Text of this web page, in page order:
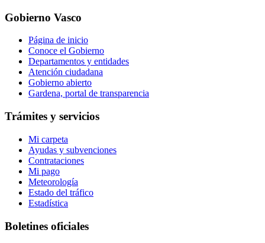
Gobierno Vasco
Página de inicio
Conoce el Gobierno
Departamentos y entidades
Atención ciudadana
Gobierno abierto
Gardena, portal de transparencia
Trámites y servicios
Mi carpeta
Ayudas y subvenciones
Contrataciones
Mi pago
Meteorología
Estado del tráfico
Estadística
Boletines oficiales